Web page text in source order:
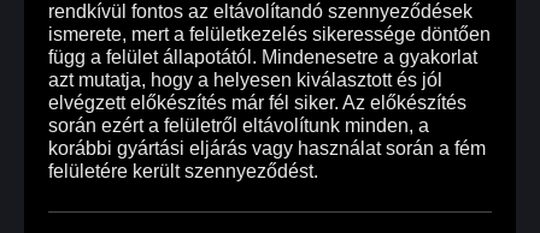
rendkívül fontos az eltávolítandó szennyeződések
ismerete, mert a felületkezelés sikeressége döntően
függ a felület állapotától. Mindenesetre a gyakorlat
azt mutatja, hogy a helyesen kiválasztott és jól
elvégzett előkészítés már fél siker. Az előkészítés
során ezért a felületről eltávolítunk minden, a
korábbi gyártási eljárás vagy használat során a fém
felületére került szennyeződést.